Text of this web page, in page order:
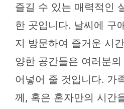
즐길 수 있는 매력적인
한 곳입니다. 날씨에 구
지 방문하여 즐거운 시
양한 공간들은 여러분
어넣어 줄 것입니다. 가
께, 혹은 혼자만의 시간